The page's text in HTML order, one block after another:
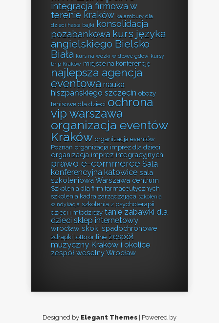
integracja firmowa w
terenie kraków kalambury dla
dzieci hasła bajki konsolidacja
pozabankowa kurs języka
angielskiego Bielsko
Biała kurs na wózki widłowe gdów kursy
bhp Kraków miejsce na konferencję
najlepsza agencja
eventowa nauka
hiszpańskiego szczecin obozy
tenisowe dla dzieci ochrona
vip warszawa
organizacja eventów
Kraków organizacja eventów
Poznań organizacja imprez dla dzieci
organizacja imprez integracyjnych
prawo e-commerce Sala
konferencyjna katowice sala
szkoleniowa Warszawa centrum
Szkolenia dla firm farmaceutycznych
szkolenia kadra zarządzająca szkolenia
windykacja szkolenia z psychoterapii
dzieci i młodzieży tanie zabawki dla
dzieci sklep internetowy
wrocław skoki spadochronowe
zdrapki lotto online zespół
muzyczny Kraków i okolice
zespół weselny Wrocław
Designed by Elegant Themes | Powered by